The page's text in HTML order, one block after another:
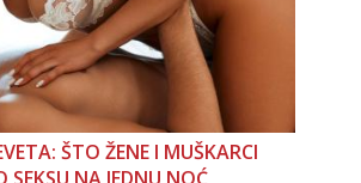
ŠTO ŽENE I MUŠKARCI